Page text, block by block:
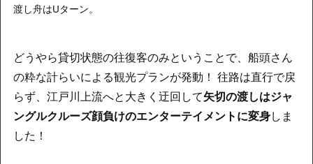
渡し舟はUターン。
どうやら貸切状態の往復客のみということで、船頭さん
の粋な計らいによる観光プランが発動！ 往路は直行で戻
らず、江戸川上流へと大きく迂回して矢切の渡しはジャ
ングルクルーズ顔負けのエンターテイメントに変身しま
した！